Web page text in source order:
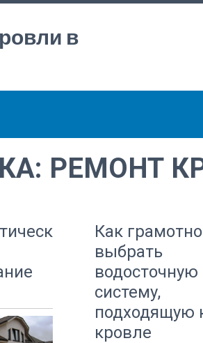
в
РЕМОНТ
Как грамотно
выбрать
водосточную
систему,
подходящую
кровле